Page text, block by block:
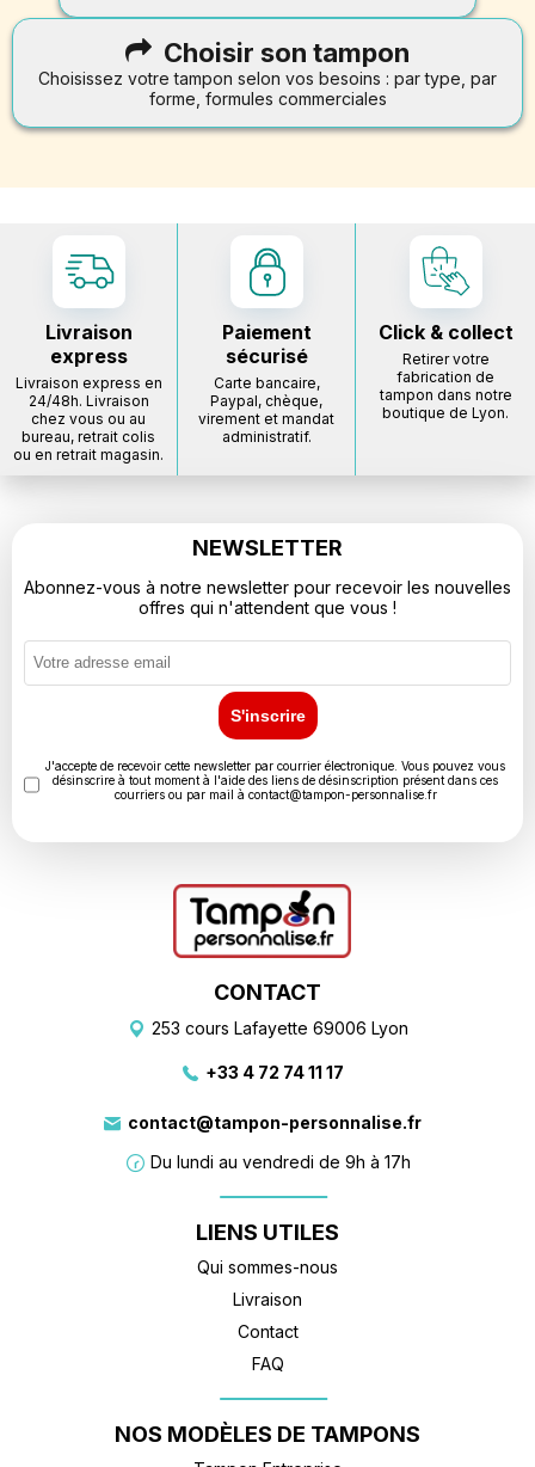
Choisir son tampon
Choisissez votre tampon selon vos besoins : par type, par
forme, formules commerciales
Livraison
express
Livraison express en
24/48h. Livraison
chez vous ou au
bureau, retrait colis
ou en retrait magasin.
Paiement
sécurisé
Carte bancaire,
Paypal, chèque,
virement et mandat
administratif.
Click & collect
Retirer votre
fabrication de
tampon dans notre
boutique de Lyon.
CONTACT
253 cours Lafayette 69006 Lyon
+33 4 72 74 11 17
contact@tampon-personnalise.fr
Du lundi au vendredi de 9h à 17h
NOS MODÈLES DE TAMPONS
LIENS UTILES
Qui sommes-nous
Livraison
Contact
FAQ
NEWSLETTER
Abonnez-vous à notre newsletter pour recevoir les nouvelles
offres qui n'attendent que vous !
S'inscrire
J'accepte de recevoir cette newsletter par courrier électronique. Vous pouvez vous
désinscrire à tout moment à l'aide des liens de désinscription présent dans ces
courriers ou par mail à contact@tampon-personnalise.fr